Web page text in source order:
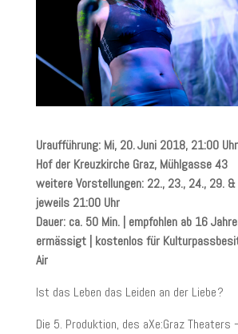
Uraufführung: Mi, 20. Juni 2018, 21:00 Uhr
Hof der Kreuzkirche Graz, Mühlgasse 43
weitere Vorstellungen: 22., 23., 24., 29.
jeweils 21:00 Uhr
Dauer: ca. 50 Min. | empfohlen ab 16
ermässigt | kostenlos für
Air
Ist das Leben das Leiden an der Liebe ?
Die 5. Produktion, des aXe:Graz Theaters